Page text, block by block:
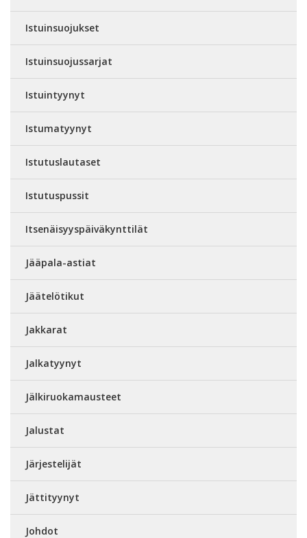
Istuinsuojukset
Istuinsuojussarjat
Istuintyynyt
Istumatyynyt
Istutuslautaset
Istutuspussit
Itsenäisyyspäiväkynttilät
Jääpala-astiat
Jäätelötikut
Jakkarat
Jalkatyynyt
Jälkiruokamausteet
Jalustat
Järjestelijät
Jättityynyt
Johdot